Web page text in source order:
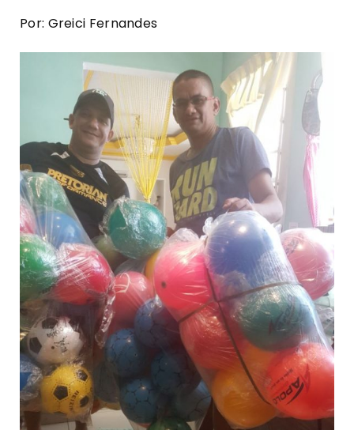
Por: Greici Fernandes